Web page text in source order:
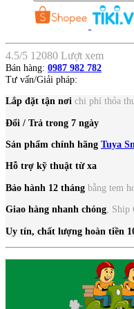
4.5/5 12080 Lượt xem
Bán hàng: 0987 982 782
Tư vấn/Giải pháp:
Lắp đặt tận nơi chi phí thỏa
Đổi / Trả trong 7 ngày
Sản phẩm chính hãng Tuya
Hỗ trợ kỹ thuật từ xa
Bảo hành 12 tháng bằng tem
Giao hàng nhanh chóng, Ship
Uy tín, chất lượng hoàn tiền